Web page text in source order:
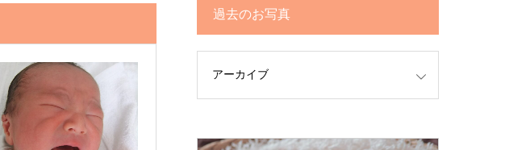
過去のお写真